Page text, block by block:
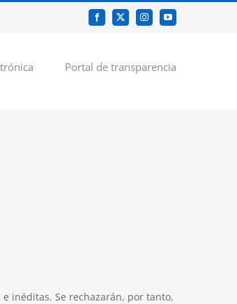
Facebook
X InstagramYouTube
Portal de transparencia
inéditas. Se rechazarán, por tanto,